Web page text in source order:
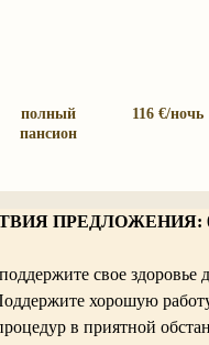
полный
пансион
116 €/ночь
ПРЕДЛОЖЕНИЯ:
свое здоровье
хорошую
в приятной